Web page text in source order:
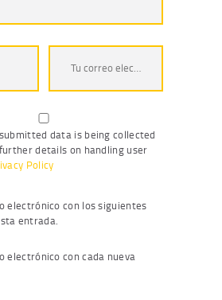
data is being collected
details on handling user
Policy
electrónico con los siguientes
entrada.
electrónico con cada nueva